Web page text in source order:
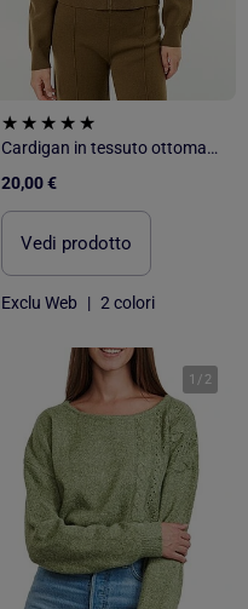
Cardigan in tessuto ottoman con cappuccio
20,00 €
Vedi prodotto
Exclu Web | 2 colori
1 / 2